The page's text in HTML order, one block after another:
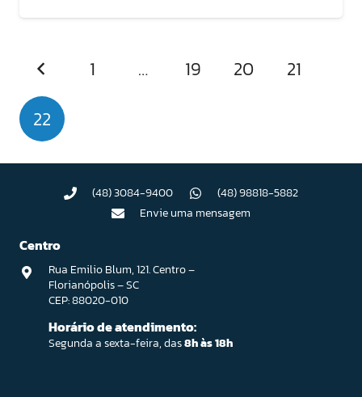
1 … 19 20
21
22
(48) 3084-9400
(48) 98818-5882
Envie uma mensagem
Centro
Rua Emilio Blum, 121. Centro –
Florianópolis – SC
CEP: 88020-010
Horário de atendimento:
Segunda a sexta-feira, das8h às 18h